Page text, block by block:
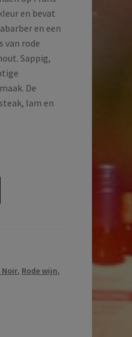
en bevat
en een
van rode
Sappig,
De
lam en
, Rode wijn,